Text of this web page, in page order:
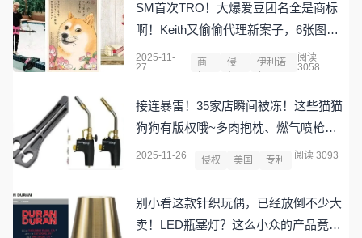
SM首次TRO！大爆爱豆团名全是商标
啊！Keith又偷偷代理新案子，6张图已
成卖家噩梦！奥迪也没闲着，一天发3
案！
2025-11-
27
商
侵
伊利诺
阅读
3058
接连暴雷！35家店瞬间被冻！这些猫猫
狗狗有版权哦~多肉抱枕、燃气喷枪让
不少卖家秒变被告！
2025-11-26 侵权 美国 专利 阅读 3093
别小看这款针织玩偶，已经放倒不少大
卖！LED瓶塞灯？这么小众的产品竟也